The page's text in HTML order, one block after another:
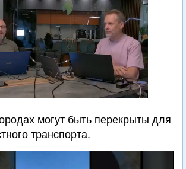
могут быть перекрыты для
транспорта.